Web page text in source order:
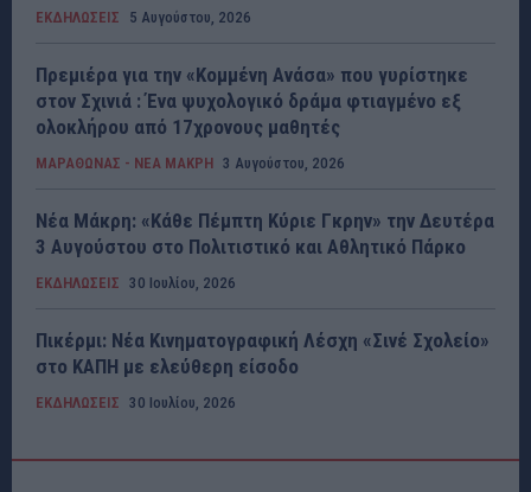
ΕΚΔΗΛΩΣΕΙΣ 5 Αυγούστου, 2026
Πρεμιέρα για την «Κομμένη Ανάσα» που γυρίστηκε
στον Σχινιά : Ένα ψυχολογικό δράμα φτιαγμένο εξ
ολοκλήρου από 17χρονους μαθητές
ΜΑΡΑΘΩΝΑΣ - ΝΕΑ ΜΑΚΡΗ 3 Αυγούστου, 2026
Νέα Μάκρη: «Κάθε Πέμπτη Κύριε Γκρην» την Δευτέρα
3 Αυγούστου στο Πολιτιστικό και Αθλητικό Πάρκο
ΕΚΔΗΛΩΣΕΙΣ 30 Ιουλίου, 2026
Πικέρμι: Νέα Κινηματογραφική Λέσχη «Σινέ Σχολείο»
στο ΚΑΠΗ με ελεύθερη είσοδο
ΕΚΔΗΛΩΣΕΙΣ 30 Ιουλίου, 2026